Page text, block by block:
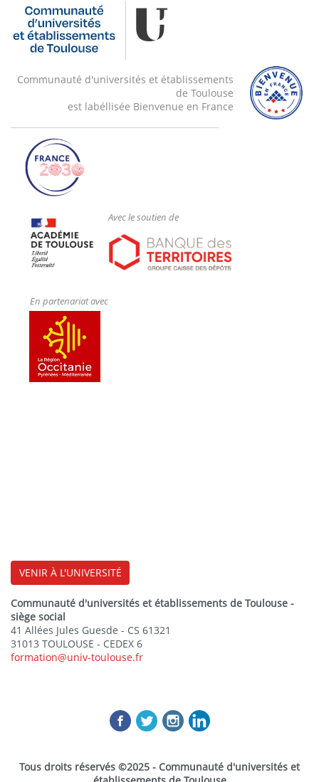
Communauté d'universités et établissements
de Toulouse
est labéllisée Bienvenue en France
Avec le soutien de
En partenariat avec
VENIR À L'UNIVERSITÉ
Communauté d'universités et établissements de Toulouse -
siège social
41 Allées Jules Guesde - CS 61321
31013 TOULOUSE - CEDEX 6
formation@univ-toulouse.fr
Tous droits réservés ©2025 - Communauté d'universités et